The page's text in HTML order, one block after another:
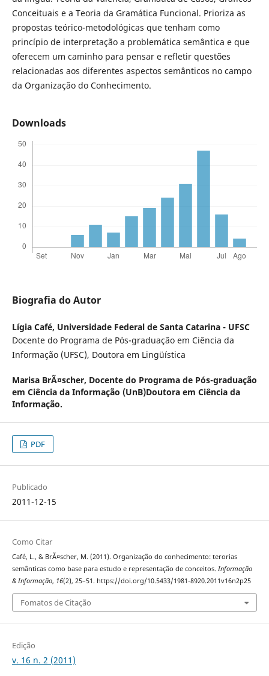
Conceituais e a Teoria da Gramática Funcional. Prioriza as
propostas teórico-metodológicas que tenham como
princípio de interpretação a problemática semântica e que
oferecem um caminho para pensar e refletir questões
relacionadas aos diferentes aspectos semânticos no campo
da Organização do Conhecimento.
Downloads
Biografia do Autor
Lígia Café, Universidade Federal de Santa Catarina - UFSC
Docente do Programa de Pós-graduação em Ciência da
Informação (UFSC), Doutora em Lingüística
Marisa BrÃ¤scher, Docente do Programa de Pós-graduação
em Ciência da Informação (UnB)Doutora em Ciência da
Informação.
PDF
Publicado
2011-12-15
Como Citar
Café, L., & BrÃ¤scher, M. (2011). Organização do conhecimento: terorias
semânticas como base para estudo e representação de conceitos. Informação
& Informação, 16(2), 25–51. https://doi.org/10.5433/1981-8920.2011v16n2p25
Fomatos de Citação
Edição
v. 16 n. 2 (2011)